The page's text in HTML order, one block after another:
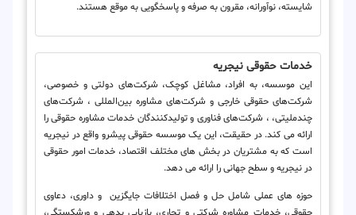
شایسته، نوآورانه، مقرون به صرفه و پاسخگویی به موقع هستند.
خدمات حقوقی نیجریه
این موسسه، به افراد، مشاغل کوچک، شرکت‌های دولتی و خصوصی،
شرکت‌های حقوقی خارجی و شرکت‌های مشاوره بین‌المللی ، شرکت‌های
چندملیتی، ، شرکت‌های فناوری و تولیدکنندگان خدمات مشاوره حقوقی را
ارائه می کند. در حقیقت، این یک موسسه حقوقی پیشرو واقع در نیجریه
است که به مشتریان در بخش های مختلف اقتصاد، خدمات امور حقوقی
در نیجریه و سطح جهانی را ارائه می دهد.
حوزه های عملی شامل حل و فصل اختلافات جایگزین و داوری، دعاوی